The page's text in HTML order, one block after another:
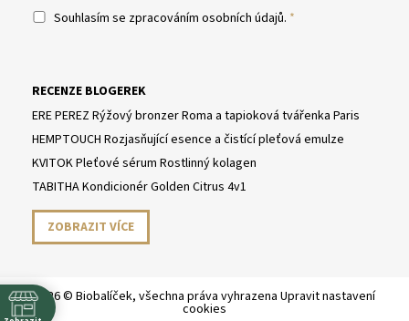
Souhlasím se zpracováním osobních údajů.
RECENZE BLOGEREK
ERE PEREZ Rýžový bronzer Roma a tapioková tvářenka Paris
HEMPTOUCH Rozjasňující esence a čistící pleťová emulze
KVITOK Pleťové sérum Rostlinný kolagen
TABITHA Kondicionér Golden Citrus 4v1
ZOBRAZIT VÍCE
2026 © Biobalíček, všechna práva vyhrazena Upravit nastavení
cookies